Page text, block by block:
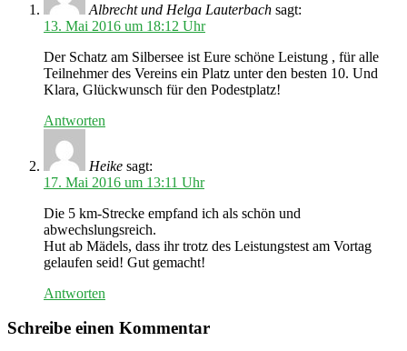
Albrecht und Helga Lauterbach sagt:
13. Mai 2016 um 18:12 Uhr
Der Schatz am Silbersee ist Eure schöne Leistung , für alle
Teilnehmer des Vereins ein Platz unter den besten 10. Und
Klara, Glückwunsch für den Podestplatz!
Antworten
Heike sagt:
17. Mai 2016 um 13:11 Uhr
Die 5 km-Strecke empfand ich als schön und
abwechslungsreich.
Hut ab Mädels, dass ihr trotz des Leistungstest am Vortag
gelaufen seid! Gut gemacht!
Antworten
Schreibe einen Kommentar